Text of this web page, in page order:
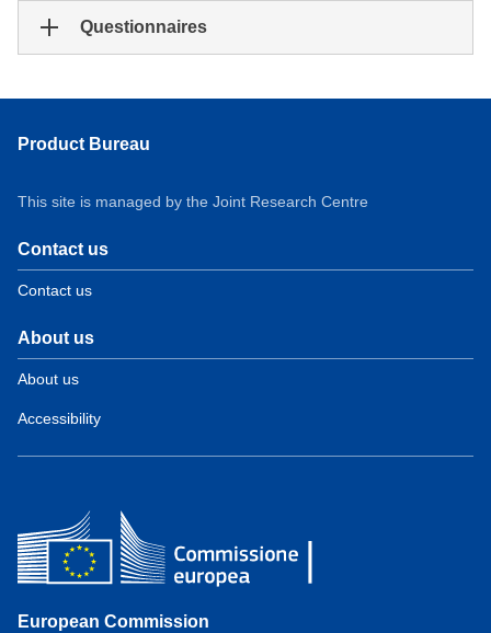
Questionnaires
Product Bureau
This site is managed by the Joint Research Centre
Contact us
Contact us
About us
About us
Accessibility
European Commission